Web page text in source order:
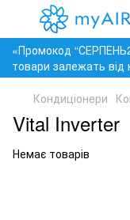
«Промокод
товари залежать
Кондиціонери
Vital Inverter
Немає товарів